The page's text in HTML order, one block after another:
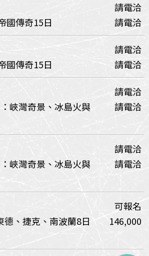
請電洽
國傳奇15日
請電洽
請電洽
國傳奇15日
請電洽
請電洽
峽灣奇景、冰島火與
請電洽
請電洽
峽灣奇景、冰島火與
請電洽
可報名
德、捷克、南波蘭8日
146,000